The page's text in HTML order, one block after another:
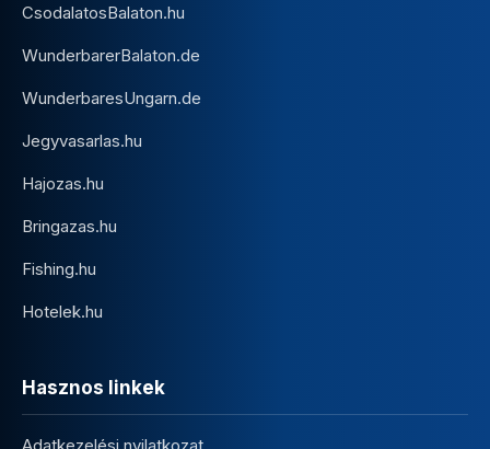
CsodalatosBalaton.hu
WunderbarerBalaton.de
WunderbaresUngarn.de
Jegyvasarlas.hu
Hajozas.hu
Bringazas.hu
Fishing.hu
Hotelek.hu
Hasznos linkek
Adatkezelési nyilatkozat